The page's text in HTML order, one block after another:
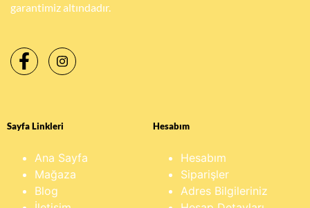
garantimiz altındadır.
Sayfa Linkleri
Ana Sayfa
Mağaza
Blog
Hesabım
Hesabım
Siparişler
Adres Bilgileriniz